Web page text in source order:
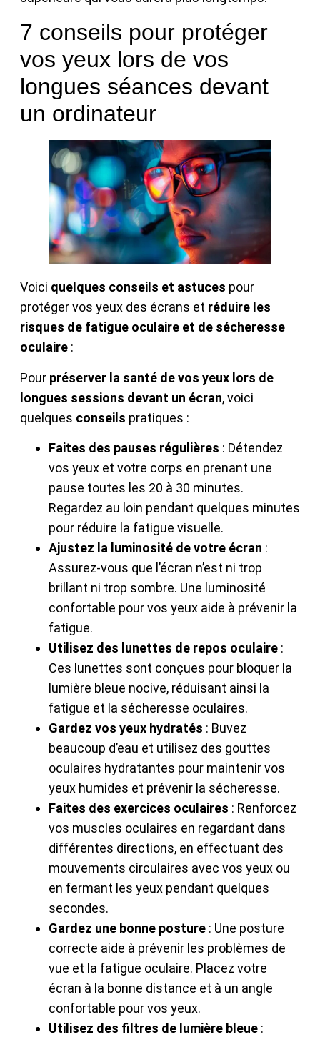
7 conseils pour protéger
vos yeux lors de vos
longues séances devant
un ordinateur
Voici quelques conseils et astuces pour
protéger vos yeux des écrans et réduire les
risques de fatigue oculaire et de sécheresse
oculaire :
Pour préserver la santé de vos yeux lors de
longues sessions devant un écran, voici
quelques conseils pratiques :
Faites des pauses régulières : Détendez
vos yeux et votre corps en prenant une
pause toutes les 20 à 30 minutes.
Regardez au loin pendant quelques minutes
pour réduire la fatigue visuelle.
Ajustez la luminosité de votre écran :
Assurez-vous que l’écran n’est ni trop
brillant ni trop sombre. Une luminosité
confortable pour vos yeux aide à prévenir la
fatigue.
Utilisez des lunettes de repos oculaire :
Ces lunettes sont conçues pour bloquer la
lumière bleue nocive, réduisant ainsi la
fatigue et la sécheresse oculaires.
Gardez vos yeux hydratés : Buvez
beaucoup d’eau et utilisez des gouttes
oculaires hydratantes pour maintenir vos
yeux humides et prévenir la sécheresse.
Faites des exercices oculaires : Renforcez
vos muscles oculaires en regardant dans
différentes directions, en effectuant des
mouvements circulaires avec vos yeux ou
en fermant les yeux pendant quelques
secondes.
Gardez une bonne posture : Une posture
correcte aide à prévenir les problèmes de
vue et la fatigue oculaire. Placez votre
écran à la bonne distance et à un angle
confortable pour vos yeux.
Utilisez des filtres de lumière bleue :